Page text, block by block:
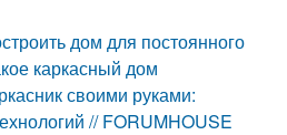
дом для постоянного
каркасный дом
своими руками:
// FORUMHOUSE